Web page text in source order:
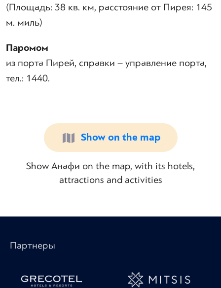
(Площадь: 38 кв. км, расстояние от Пирея: 145
м. миль)
Паромом
из порта Пирей, справки – управление порта,
тел.: 1440.
Show on the map
Show Анафи on the map, with its hotels,
attractions and activities
Партнеры